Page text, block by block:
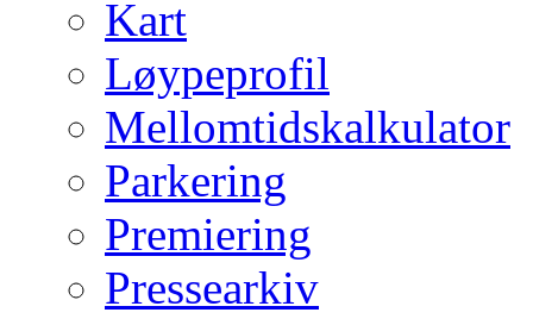
Kart
Løypeprofil
Mellomtidskalkulator
Parkering
Premiering
Pressearkiv